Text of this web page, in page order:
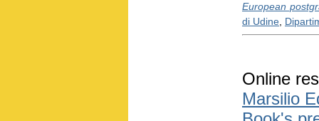
European
di Udine,
Online
Marsilio